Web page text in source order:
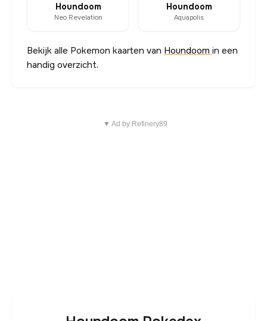
Houndoom
Neo Revelation
Houndoom
Aquapolis
Bekijk alle Pokemon kaarten van Houndoom in een
handig overzicht.
▼ Ad by Refinery89